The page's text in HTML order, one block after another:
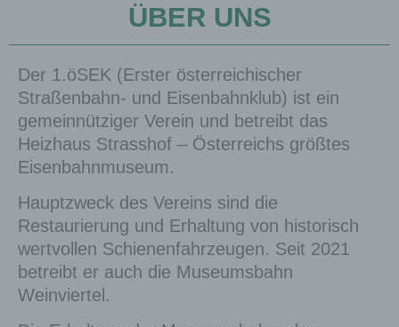
ÜBER UNS
Der 1.öSEK (Erster österreichischer
Straßenbahn- und Eisenbahnklub) ist ein
gemeinnütziger Verein und betreibt das
Heizhaus Strasshof – Österreichs größtes
Eisenbahnmuseum.
Hauptzweck des Vereins sind die
Restaurierung und Erhaltung von historisch
wertvollen Schienenfahrzeugen. Seit 2021
betreibt er auch die Museumsbahn
Weinviertel.